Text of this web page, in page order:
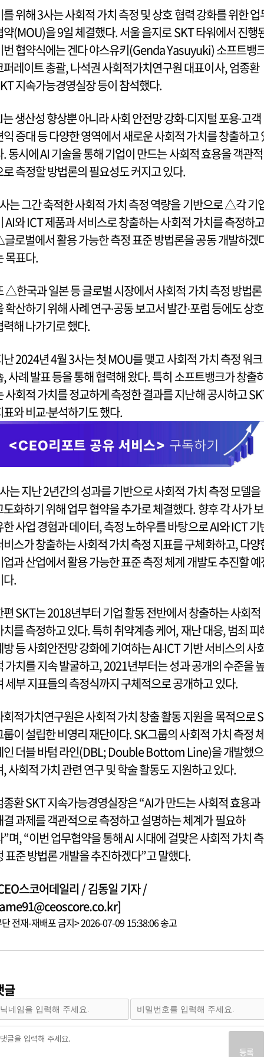
를 위해 3사는 사회적 가치 측정 및 상호 협력 강화를 위한 업
약(MOU)을 9일 체결했다. 서울 을지로 SKT 타워에서 진행
번 협약식에는 겐다 야스유키(Genda Yasuyuki) 소프트뱅
퍼레이트 총괄, 나석권 사회적가치연구원 대표이사, 엄종환
지속가능경영실장 등이 참석했다.
생산성 향상뿐 아니라 사회 안전망 강화∙디지털 포용∙고객
익 증대 등 다양한 영역에서 새로운 사회적 가치를 창출하고
. 동시에 AI 기술을 통해 기업이 만드는 사회적 효용을 객관적
로 측정할 방법론의 필요성도 커지고 있다.
는 그간 축적한 사회적 가치 측정 역량을 기반으로 △각 기
AI와 ICT 제품과 서비스로 창출하는 사회적 가치를 측정하고
로벌에서 활용 가능한 측정 표준 방법론을 공동 개발하겠
목표다.
△한국과 일본 등 글로벌 시장에서 사회적 가치 측정 방법론
확산하기 위해 사례 연구∙공동 보고서 발간∙포럼 등에도 상호
력해 나가기로 했다.
난 2024년 4월 3사는 첫 MOU를 맺고 사회적 가치 측정 워크
, 사례 발표 등을 통해 협력해 왔다. 특히 소프트뱅크가 창출
사회적 가치를 정교하게 측정한 결과를 지난해 공시하고
표와 비교∙분석하기도 했다.
는 지난 2년간의 성과를 기반으로 사회적 가치 측정 모델을
도화하기 위해 업무 협약을 추가로 체결했다. 향후 각 사가 보
한 사업 경험과 데이터, 측정 노하우를 바탕으로 AI와 ICT 기
비스가 창출하는 사회적 가치 측정 지표를 구체화하고, 다양
업과 산업에서 활용 가능한 표준 측정 체계 개발도 추진할 예
다.
편 SKT는 2018년부터 기업 활동 전반에서 창출하는 사회적
치를 측정하고 있다. 특히 취약계층 케어, 재난 대응, 범죄 피
방 등 사회안전망 강화에 기여하는 AI‧ICT 기반 서비스의 사
가치를 지속 발굴하고, 2021년부터는 성과 공개의 수준을
세부 지표들의 측정식까지 구체적으로 공개하고 있다.
회적가치연구원은 사회적 가치 창출 활동 지원을 목적으로
룹이 설립한 비영리 재단이다. SK그룹의 사회적 가치 측정
인 더블 바텀 라인(DBL; Double Bottom Line)을 개발했으
, 사회적 가치 관련 연구 및 학술 활동도 지원하고 있다.
종환 SKT 지속가능경영실장은 “AI가 만드는 사회적 효용과
결 과제를 객관적으로 측정하고 설명하는 체계가 필요하
”며, “이번 업무협약을 통해 AI 시대에 걸맞은 사회적 가치 측
표준 방법론 개발을 추진하겠다”고 말했다.
스코어데일리 / 김동일 기자 /
전재-재배포 금지> 2026-07-09 15:38:06 송고
글
등록